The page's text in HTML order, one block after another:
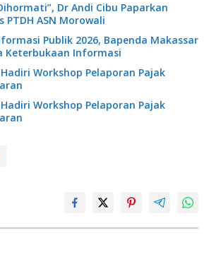
Dr Andi Cibu Paparkan
PTDH ASN Morowali
Publik 2026, Bapenda Makassar
Keterbukaan Informasi
Workshop Pelaporan Pajak
Workshop Pelaporan Pajak